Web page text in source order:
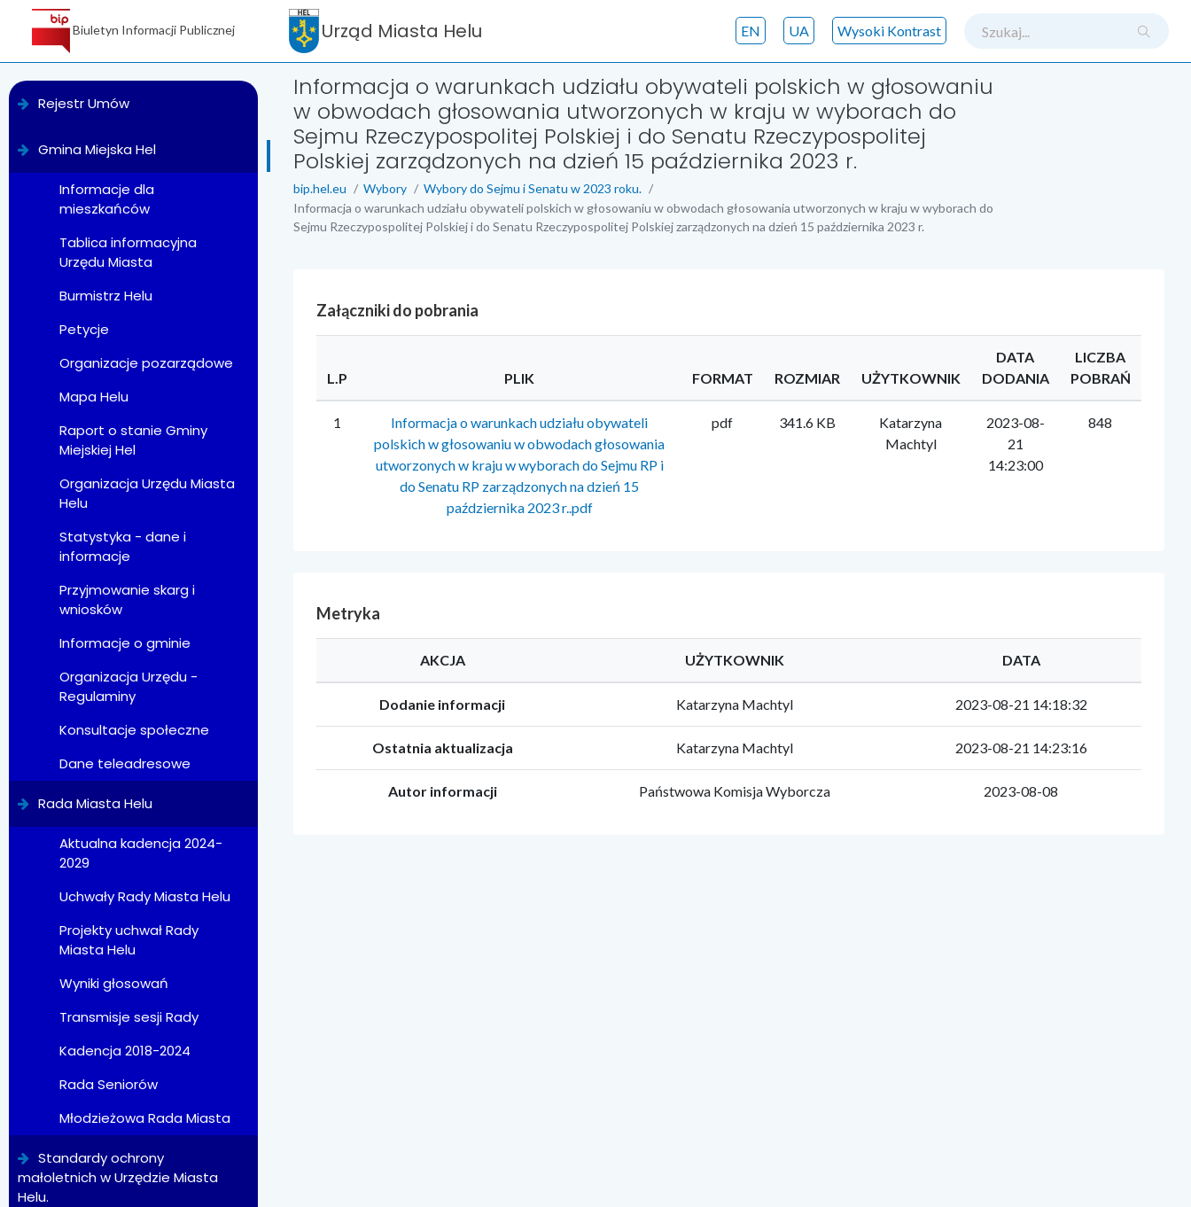
Biuletyn Informacji Publicznej
Rejestr Umów
Gmina Miejska Hel
Informacje dla
mieszkańców
Tablica informacyjna
Urzędu Miasta
Burmistrz Helu
Petycje
Organizacje pozarządowe
Mapa Helu
Raport o stanie Gminy
Miejskiej Hel
Organizacja Urzędu Miasta
Helu
Statystyka - dane i
informacje
Przyjmowanie skarg i
wniosków
Informacje o gminie
Organizacja Urzędu -
Regulaminy
Konsultacje społeczne
Dane teleadresowe
Rada Miasta Helu
Aktualna kadencja 2024-
2029
Uchwały Rady Miasta Helu
Projekty uchwał Rady
Miasta Helu
Wyniki głosowań
Transmisje sesji Rady
Kadencja 2018-2024
Rada Seniorów
Młodzieżowa Rada Miasta
Standardy ochrony
małoletnich w Urzędzie Miasta
Helu.
Urząd Miasta Helu Wysoki Kontrast
UA
EN
Informacja o warunkach udziału obywateli polskich w głosowaniu
w obwodach głosowania utworzonych w kraju w wyborach do
Sejmu Rzeczypospolitej Polskiej i do Senatu Rzeczypospolitej
Polskiej zarządzonych na dzień 15 października 2023 r.
bip.hel.eu Wybory
Wybory do Sejmu i Senatu w 2023 roku.
Informacja o warunkach udziału obywateli polskich w głosowaniu w obwodach głosowania utworzonych w kraju w wyborach do
Sejmu Rzeczypospolitej Polskiej i do Senatu Rzeczypospolitej Polskiej zarządzonych na dzień 15 października 2023 r.
Załączniki do pobrania
L.P PLIK FORMAT ROZMIAR UŻYTKOWNIK
DATA
DODANIA
LICZBA
POBRAŃ
1
Informacja o warunkach udziału obywateli
polskich w głosowaniu w obwodach głosowania
utworzonych w kraju w wyborach do Sejmu RP i
do Senatu RP zarządzonych na dzień 15
października 2023 r..pdf
pdf 341.6 KB
Katarzyna
Machtyl
2023-08-
21
14:23:00
848
Metryka
AKCJA UŻYTKOWNIK DATA
Dodanie informacji Katarzyna Machtyl 2023-08-21 14:18:32
Ostatnia aktualizacja Katarzyna Machtyl 2023-08-21 14:23:16
Autor informacji Państwowa Komisja Wyborcza 2023-08-08